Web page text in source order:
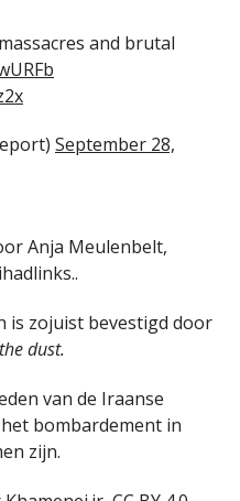
and brutal
September 28,
Anja Meulenbelt,
is zojuist bevestigd door
dust.
van de Iraanse
bombardement in
zijn.